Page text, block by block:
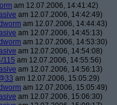
am 12.07.2006, 14:41:42)
am 12.07.2006, 14:42:49)
am 12.07.2006, 14:44:43)
am 12.07.2006, 14:45:13)
am 12.07.2006, 14:53:30)
am 12.07.2006, 14:54:08)
115 am 12.07.2006, 14:55:56)
am 12.07.2006, 14:56:13)
am 12.07.2006, 15:05:29)
am 12.07.2006, 15:05:49)
am 12.07.2006, 15:06:30)